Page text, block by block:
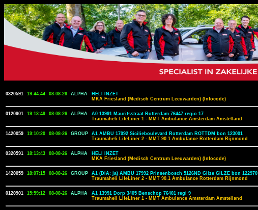
0320591 19:44:44 08-08-26 ALPHA
HELI INZET
MKA Friesland (Medisch Centrum Leeuwarden) (Infocode)
0120901 19:13:49 08-08-26 ALPHA
A0 13991 Mauritsstraat Rotterdam 76447 regio 17
Traumaheli LifeLiner 1 - MMT Ambulance Amsterdam Amstelland
1420059 19:10:20 08-08-26 GROUP
A1 AMBU 17992 Sicilieboulevard Rotterdam ROTTDM bon 123001
Traumaheli LifeLiner 2 - MMT 90.1 Ambulance Rotterdam Rijnmond
0320591 18:13:43 08-08-26 ALPHA
HELI INZET
MKA Friesland (Medisch Centrum Leeuwarden) (Infocode)
1420059 18:07:15 08-08-26 GROUP
A1 (DIA: ja) AMBU 17992 Prinsenbosch 5126ND Gilze GILZE bon 122970
Traumaheli LifeLiner 2 - MMT 90.1 Ambulance Rotterdam Rijnmond
0120901 15:59:12 08-08-26 ALPHA
A1 13991 Dorp 3405 Benschop 76401 regi 9
Traumaheli LifeLiner 1 - MMT Ambulance Amsterdam Amstelland